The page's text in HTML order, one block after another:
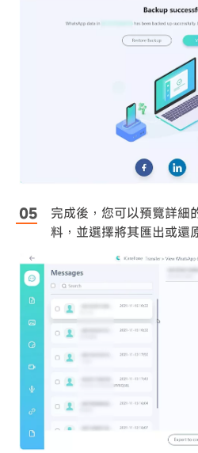
完成後，您可以預覽詳
料，並選擇將其匯出或還